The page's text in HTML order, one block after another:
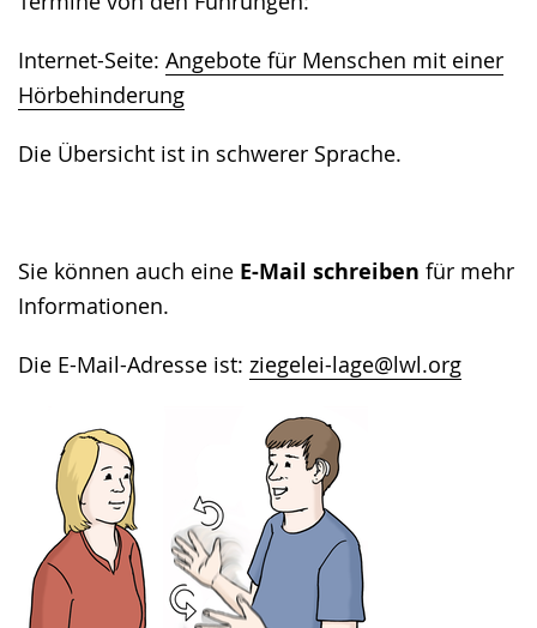
Internet-Seite: Angebote für Menschen mit einer
Hörbehinderung
Die Übersicht ist in schwerer Sprache.
Sie können auch eine E-Mail schreiben für mehr
Informationen.
Die E-Mail-Adresse ist: ziegelei-lage@lwl.org